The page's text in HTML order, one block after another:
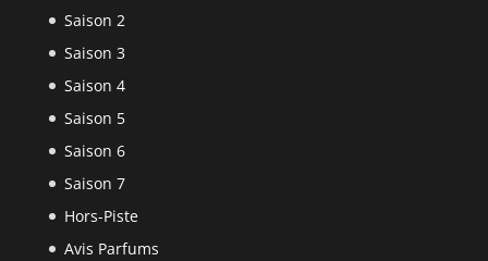
Saison 2
Saison 3
Saison 4
Saison 5
Saison 6
Saison 7
Hors-Piste
Avis Parfums